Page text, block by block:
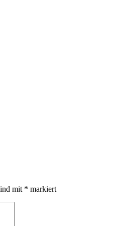
mit * markiert